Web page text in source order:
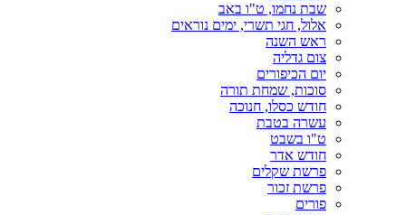
שבת נחמו, ט"ו באב
אלול, חגי תשרי, ימים נוראים
ראש השנה
צום גדליה
יום הכיפורים
סוכות, שמחת תורה
חודש כסלו, חנוכה
עשרה בטבת
ט"ו בשבט
חודש אדר
פרשת שקלים
פרשת זכור
פורים